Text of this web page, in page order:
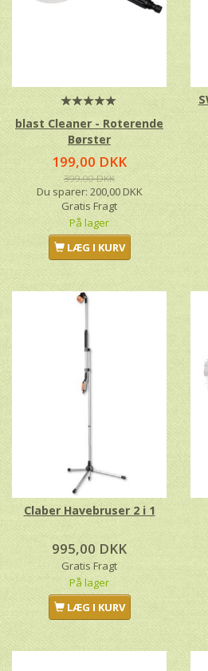
blast Cleaner - Roterende
Børster
199,00 DKK
399,00 DKK
Du sparer: 200,00 DKK
Gratis Fragt
På lager
LÆG I KURV
Claber Havebruser 2 i 1
995,00 DKK
Gratis Fragt
På lager
LÆG I KURV